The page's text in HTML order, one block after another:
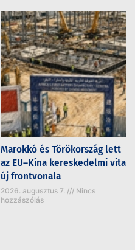
Marokkó és Törökország lett
az EU–Kína kereskedelmi vita
új frontvonala
2026. augusztus 7.
Nincs
hozzászólás